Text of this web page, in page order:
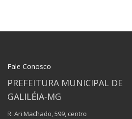
Fale Conosco
PREFEITURA MUNICIPAL DE
GALILÉIA-MG
R. Ari Machado, 599, centro